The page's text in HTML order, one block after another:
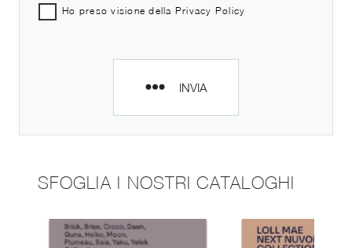
Ho preso visione della Privacy Policy
INVIA
SFOGLIA I NOSTRI CATALOGHI